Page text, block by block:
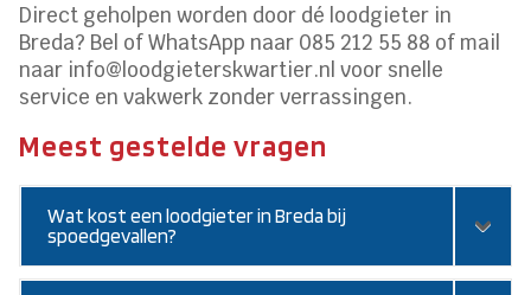
Direct geholpen worden door dé loodgieter in
Breda? Bel of WhatsApp naar 085 212 55 88 of mail
naar info@loodgieterskwartier.nl voor snelle
service en vakwerk zonder verrassingen.
Meest gestelde vragen
Wat kost een loodgieter in Breda bij
spoedgevallen?